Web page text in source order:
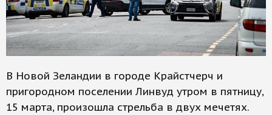
В Новой Зеландии в городе Крайстчерч и
пригородном поселении Линвуд утром в пятницу,
15 марта, произошла стрельба в двух мечетях.